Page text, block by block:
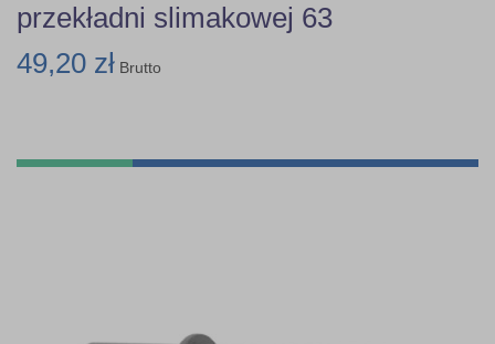
przekładni slimakowej 63
49,20 zł Brutto